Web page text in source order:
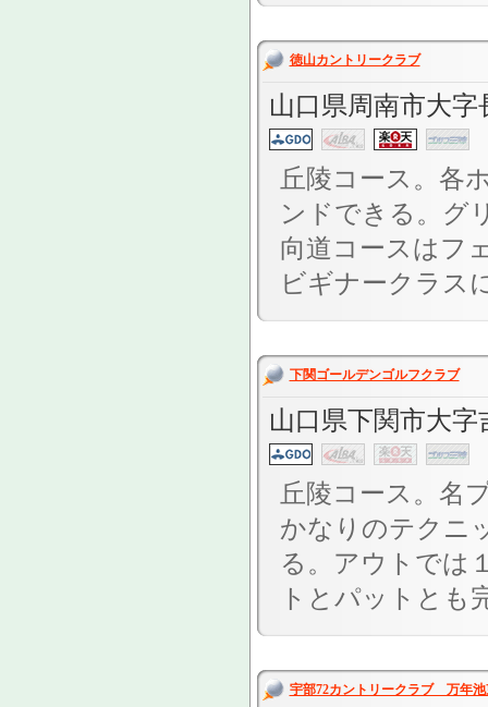
徳山カントリークラブ
山口県周南市大字
丘陵コース。各
ンドできる。グ
向道コースはフ
ビギナークラス
下関ゴールデンゴルフクラブ
山口県下関市大字
丘陵コース。名
かなりのテクニ
る。アウトでは
トとパットとも
宇部72カントリークラブ 万年池